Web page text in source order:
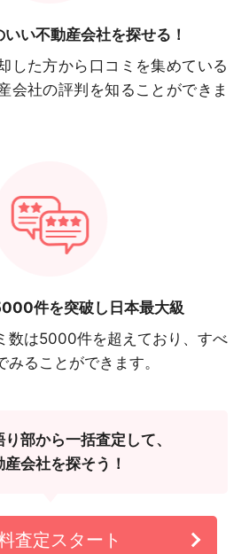
いい不動産会社を探せる！
した方から口コミを集めている
会社の評判を知ることができま
件を突破し日本最大級
数は5000件を超えており、すべ
ることができます。
部から一括査定して、
産会社を探そう！
査定スタート